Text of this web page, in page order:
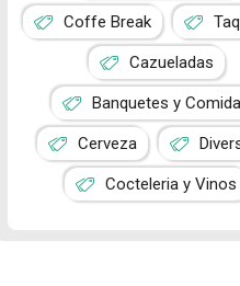
Coffe Break
Cazueladas
Banquetes y
Cerveza
Cocteleria y Vinos